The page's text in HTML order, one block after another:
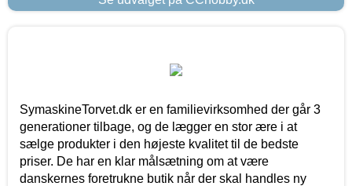
SymaskineTorvet.dk er en familievirksomhed der går 3
generationer tilbage, og de lægger en stor ære i at
sælge produkter i den højeste kvalitet til de bedste
priser. De har en klar målsætning om at være
danskernes foretrukne butik når der skal handles ny